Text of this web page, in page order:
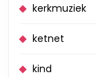
kerkmuziek
ketnet
kind